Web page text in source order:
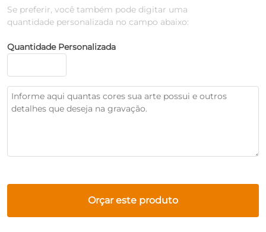
Se preferir, você também pode digitar uma
quantidade personalizada no campo abaixo:
Quantidade Personalizada
Orçar este produto